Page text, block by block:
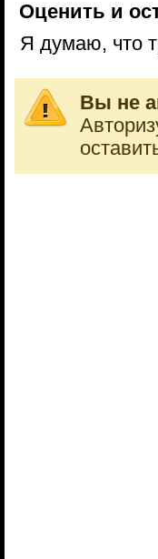
Оценить и
Я думаю, что
Вы не